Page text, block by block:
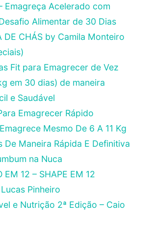
Emagreça Acelerado com
Alimentar de 30 Dias
DE CHÁS by Camila Monteiro
Fit para Emagrecer de Vez
em 30 dias) de maneira
e Saudável
Emagrecer Rápido
Mesmo De 6 A 11 Kg
De Maneira Rápida E Definitiva
na Nuca
EM 12 – SHAPE EM 12
Pinheiro
e Nutrição 2ª Edição – Caio